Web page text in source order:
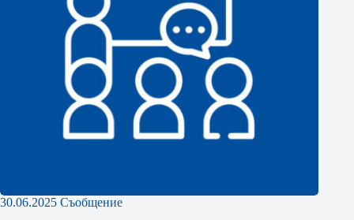
30.06.2025 Съобщение